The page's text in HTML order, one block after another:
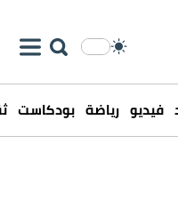
فيديو رياضة بودكاست